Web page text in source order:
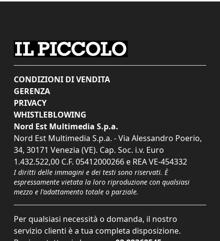
CONDIZIONI DI VENDITA
GERENZA
PRIVACY
WHISTLEBLOWING
Nord Est Multimedia S.p.a.
Nord Est Multimedia S.p.a. - Via Alessandro Poerio,
34, 30171 Venezia (VE). Cap. Soc. i.v. Euro
1.432.522,00 C.F. 05412000266 e REA VE-454332
I diritti delle immagini e dei testi sono riservati. È
espressamente vietata la loro riproduzione con qualsiasi
mezzo e l'adattamento totale o parziale.
Per qualsiasi necessità o domanda, il nostro
servizio clienti è a tua completa disposizione.